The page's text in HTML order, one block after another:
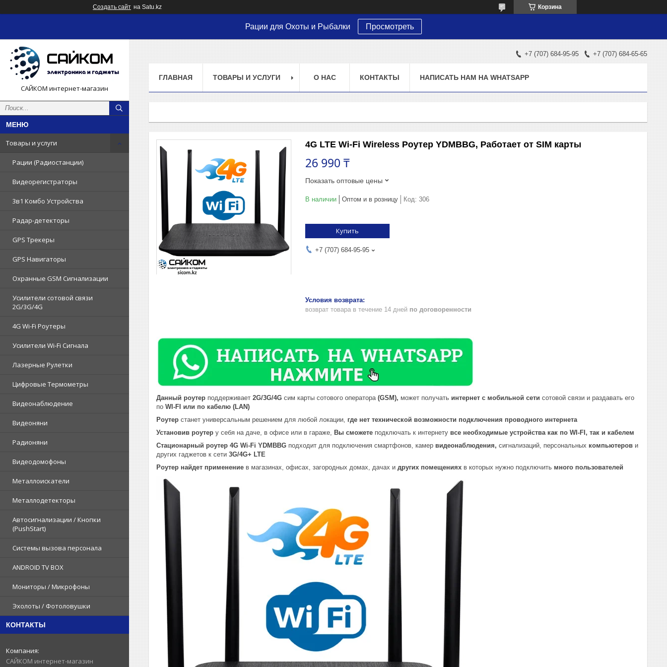
Создать сайт на Satu.kz Корзина
Рации для Охоты и Рыбалки Просмотреть
САЙКОМ интернет-магазин
Товары и услуги
Рации (Радиостанции)
Видеорегистраторы
3в1 Комбо Устройства
Радар-детекторы
GPS Трекеры
GPS Навигаторы
Охранные GSM Сигнализации
Усилители сотовой связи
2G/3G/4G
4G Wi-Fi Роутеры
Усилители Wi-Fi Сигнала
Лазерные Рулетки
Цифровые Термометры
Видеонаблюдение
Видеоняни
Радионяни
Видеодомофоны
Металлоискатели
Металлодетекторы
Автосигнализации / Кнопки
(PushStart)
Системы вызова персонала
ANDROID TV BOX
Мониторы / Микрофоны
Эхолоты / Фотоловушки
КОНТАКТЫ
САЙКОМ интернет-магазин
+7 (707) 684-95-95 +7 (707) 684-65-65
ГЛАВНАЯ ТОВАРЫ И УСЛУГИ О НАС КОНТАКТЫ НАПИСАТЬ НАМ НА WHATSAPP
4G LTE Wi-Fi Wireless Роутер YDMBBG, Работает от SIM карты
26 990 ₸
Показать оптовые цены
В наличии Оптом и в розницу Код: 306
Купить
+7 (707) 684-95-95
возврат товара в течение 14 дней по договоренности
Данный роутер поддерживает 2G/3G/4G сим карты сотового оператора (GSM), может получать интернет с мобильной сети сотовой связи и раздавать его
по WI-FI или по кабелю (LAN)
Роутер станет универсальным решением для любой локации, где нет технической возможности подключения проводного интернета
Установив роутер у себя на даче, в офисе или в гараже, Вы сможете подключать к интернету все необходимые устройства как по WI-FI, так и кабелем
Стационарный роутер 4G Wi-Fi YDMBBG подходит для подключения смартфонов, камер видеонаблюдения, сигнализаций, персональных компьютеров и
других гаджетов к сети 3G/4G+ LTE
Роутер найдет применение в магазинах, офисах, загородных домах, дачах и других помещениях в которых нужно подключить много пользователей